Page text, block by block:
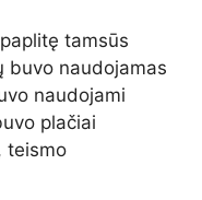
tamsūs
buvo naudojamas
naudojami
plačiai
teismo